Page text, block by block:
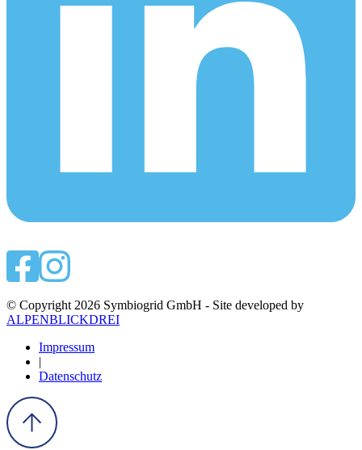
© Copyright 2026 Symbiogrid GmbH - Site developed by
ALPENBLICKDREI
Impressum
Datenschutz